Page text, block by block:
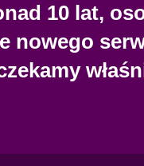
10 lat,
nowego